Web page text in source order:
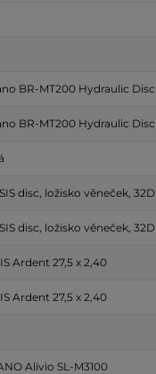
BR-MT200 Hydraulic Disc
BR-MT200 Hydraulic Disc
disc, ložisko věneček, 32D
disc, ložisko věneček, 32D
Ardent 27,5 x 2,40
Ardent 27,5 x 2,40
Alivio SL-M3100